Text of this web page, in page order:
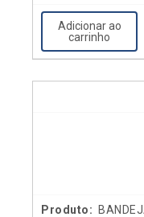
Adicionar ao
carrinho